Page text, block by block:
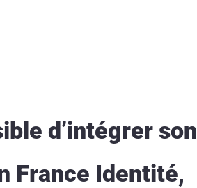
d’intégrer son
France Identité,